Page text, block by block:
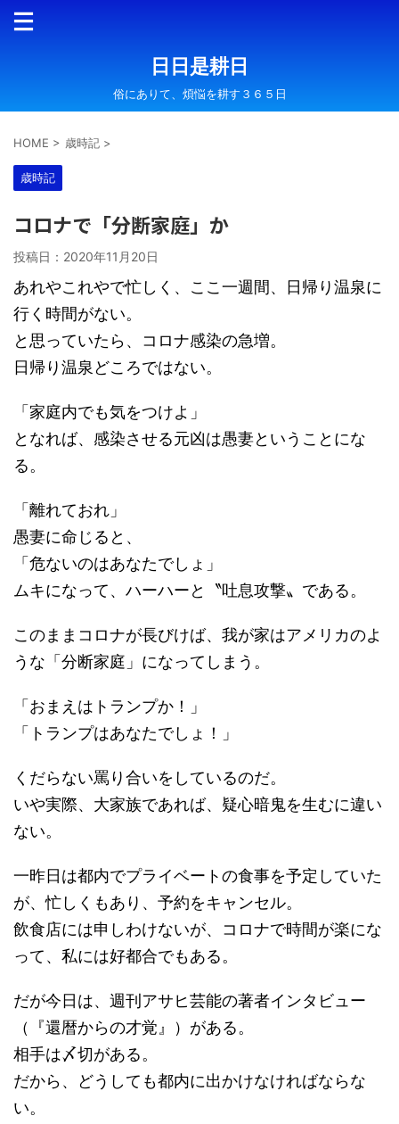
日日是耕日
俗にありて、煩悩を耕す３６５日
HOME > 歳時記 >
歳時記
コロナで「分断家庭」か
投稿日： 2020年11月20日
あれやこれやで忙しく、ここ一週間、日帰り温泉に
行く時間がない。
と思っていたら、コロナ感染の急増。
日帰り温泉どころではない。
「家庭内でも気をつけよ」
となれば、感染させる元凶は愚妻ということにな
る。
「離れておれ」
愚妻に命じると、
「危ないのはあなたでしょ」
ムキになって、ハーハーと〝吐息攻撃〟である。
このままコロナが長びけば、我が家はアメリカのよ
うな「分断家庭」になってしまう。
「おまえはトランプか！」
「トランプはあなたでしょ！」
くだらない罵り合いをしているのだ。
いや実際、大家族であれば、疑心暗鬼を生むに違い
ない。
一昨日は都内でプライベートの食事を予定していた
が、忙しくもあり、予約をキャンセル。
飲食店には申しわけないが、コロナで時間が楽にな
って、私には好都合でもある。
だが今日は、週刊アサヒ芸能の著者インタビュー
（『還暦からの才覚』）がある。
相手は〆切がある。
だから、どうしても都内に出かけなければならな
い。